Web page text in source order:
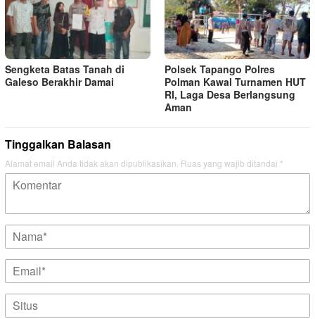
Sengketa Batas Tanah di
Galeso Berakhir Damai
Polsek Tapango Polres
Polman Kawal Turnamen HUT
RI, Laga Desa Berlangsung
Aman
Tinggalkan Balasan
Alamat email Anda tidak akan dipublikasikan. Ruas yang wajib ditandai *